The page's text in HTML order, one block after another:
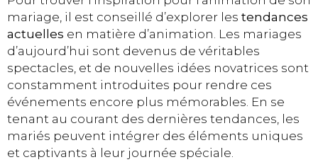
mariage, il est conseillé d’explorer les tendances
actuelles en matière d’animation. Les mariages
d’aujourd’hui sont devenus de véritables
spectacles, et de nouvelles idées novatrices sont
constamment introduites pour rendre ces
événements encore plus mémorables. En se
tenant au courant des dernières tendances, les
mariés peuvent intégrer des éléments uniques
et captivants à leur journée spéciale.